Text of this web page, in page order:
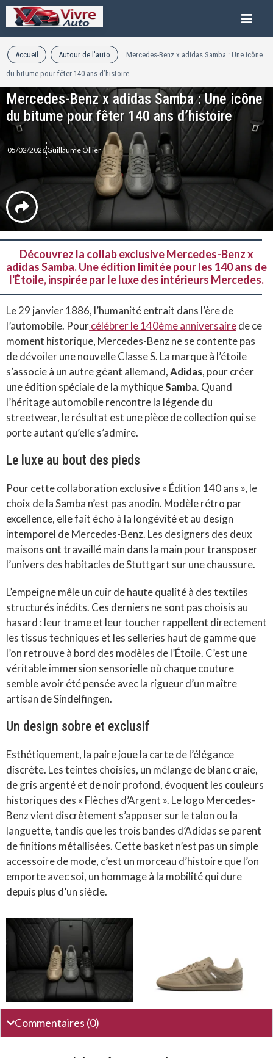
Accueil Autour de l'auto Mercedes-Benz x adidas Samba : Une icône
du bitume pour fêter 140 ans d’histoire
Mercedes-Benz x adidas Samba : Une icône
du bitume pour fêter 140 ans d’histoire
05/02/2026Guillaume Ollier
Découvrez la collab exclusive Mercedes-Benz x
adidas Samba. Une édition limitée pour les 140 ans de
l'Étoile, inspirée par le luxe des intérieurs Mercedes.
Le 29 janvier 1886, l’humanité entrait dans l’ère de
l’automobile. Pourcélébrer le 140ème anniversairede ce
moment historique, Mercedes-Benz ne se contente pas
de dévoiler une nouvelle Classe S. La marque à l’étoile
s’associe à un autre géant allemand,Adidas, pour créer
une édition spéciale de la mythiqueSamba. Quand
l’héritage automobile rencontre la légende du
streetwear, le résultat est une pièce de collection qui se
porte autant qu’elle s’admire.
Le luxe au bout des pieds
Pour cette collaboration exclusive « Édition 140 ans », le
choix de la Samba n’est pas anodin. Modèle rétro par
excellence, elle fait écho à la longévité et au design
intemporel de Mercedes-Benz. Les designers des deux
maisons ont travaillé main dans la main pour transposer
l’univers des habitacles de Stuttgart sur une chaussure.
L’empeigne mêle un cuir de haute qualité à des textiles
structurés inédits. Ces derniers ne sont pas choisis au
hasard : leur trame et leur toucher rappellent directement
les tissus techniques et les selleries haut de gamme que
l’on retrouve à bord des modèles de l’Étoile. C’est une
véritable immersion sensorielle où chaque couture
semble avoir été pensée avec la rigueur d’un maître
artisan de Sindelfingen.
Un design sobre et exclusif
Esthétiquement, la paire joue la carte de l’élégance
discrète. Les teintes choisies, un mélange de blanc craie,
de gris argenté et de noir profond, évoquent les couleurs
historiques des « Flèches d’Argent ». Le logo Mercedes-
Benz vient discrètement s’apposer sur le talon ou la
languette, tandis que les trois bandes d’Adidas se parent
de finitions métallisées. Cette basket n’est pas un simple
accessoire de mode, c’est un morceau d’histoire que l’on
emporte avec soi, un hommage à la mobilité qui dure
depuis plus d’un siècle.
Commentaires (0)